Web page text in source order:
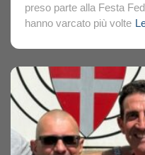
preso parte alla Festa
hanno varcato più volte